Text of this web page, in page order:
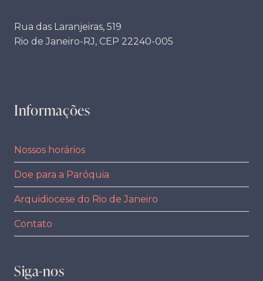
Rua das Laranjeiras, 519
Rio de Janeiro-RJ, CEP 22240-005
Informações
Nossos horários
Doe para a Paróquia
Arquidiocese do Rio de Janeiro
Contato
Siga-nos